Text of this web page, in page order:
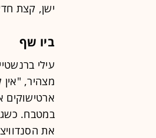
ישן, קצת
ביו שף
מצהיר,
ארטישוקים
במטבח.
את